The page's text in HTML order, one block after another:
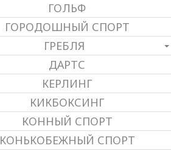
ГОЛЬФ
ГОРОДОШНЫЙ СПОРТ
ГРЕБЛЯ
ДАРТС
КЕРЛИНГ
КИКБОКСИНГ
КОННЫЙ СПОРТ
КОНЬКОБЕЖНЫЙ СПОРТ